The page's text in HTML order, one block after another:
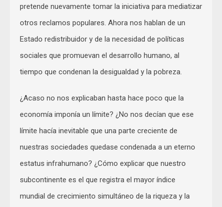
pretende nuevamente tomar la iniciativa para mediatizar
otros reclamos populares. Ahora nos hablan de un
Estado redistribuidor y de la necesidad de políticas
sociales que promuevan el desarrollo humano, al
tiempo que condenan la desigualdad y la pobreza.
¿Acaso no nos explicaban hasta hace poco que la
economía imponía un límite? ¿No nos decían que ese
límite hacía inevitable que una parte creciente de
nuestras sociedades quedase condenada a un eterno
estatus infrahumano? ¿Cómo explicar que nuestro
subcontinente es el que registra el mayor índice
mundial de crecimiento simultáneo de la riqueza y la